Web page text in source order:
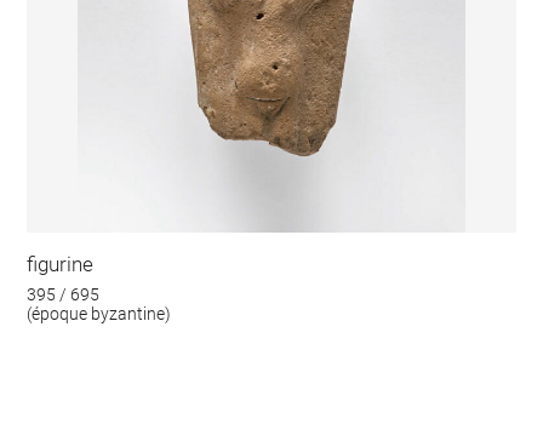
figurine
395 / 695
(époque byzantine)